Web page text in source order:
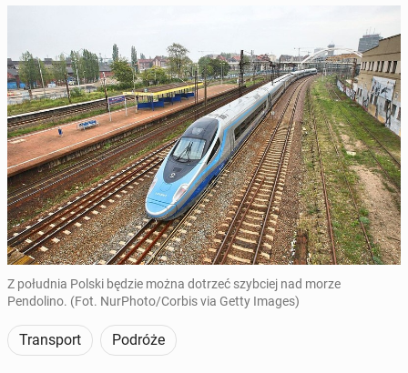
Z południa Polski będzie można dotrzeć szybciej nad morze
Pendolino. (Fot. NurPhoto/Corbis via Getty Images)
Transport Podróże